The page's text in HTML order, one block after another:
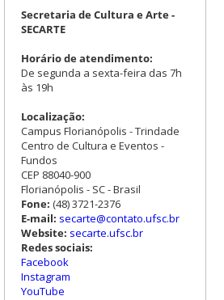
Secretaria de Cultura e Arte -
SECARTE
Horário de atendimento:
De segunda a sexta-feira das 7h
às 19h
Localização:
Campus Florianópolis - Trindade
Centro de Cultura e Eventos -
Fundos
CEP 88040-900
Florianópolis - SC - Brasil
Fone: (48) 3721-2376
E-mail: secarte@contato.ufsc.br
Website: secarte.ufsc.br
Redes sociais:
Facebook
Instagram
YouTube